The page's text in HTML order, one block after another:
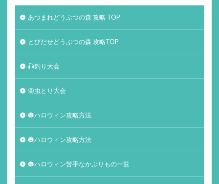
あつまれどうぶつの森 攻略 TOP
とびだせどうぶつの森 攻略TOP
🎣釣り大会
🦋虫とり大会
🎃ハロウィン攻略方法
🎃ハロウィン攻略方法
🎃ハロウィン苦手なかぶりもの一覧